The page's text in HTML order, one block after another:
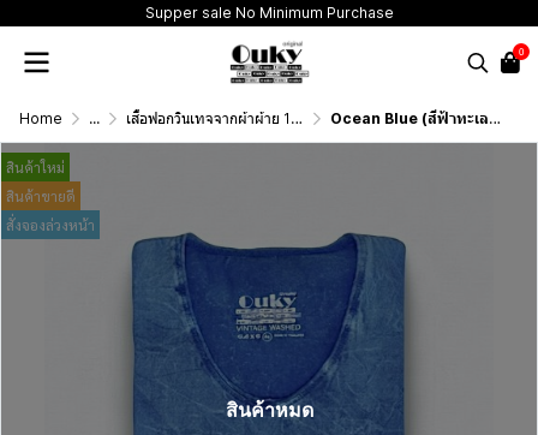
Supper sale No Minimum Purchase
0
Home ... เสื้อฟอกวินเทจจากผ้าผ้าย 100 เปอร์เซนต์ รุ่นดั้งเดิม (T-Shirt Originai Vintage Washed Cotton 100%) Ocean Blue (สีฟ้าทะเลฟอกเอซิด) ผลิตจากผ้าฝ้าย 100% ให้ความรู้สึกนุ่มฟู เบาสบาย
สินค้าใหม่
สินค้าขายดี
สั่งจองล่วงหน้า
สินค้าหมด